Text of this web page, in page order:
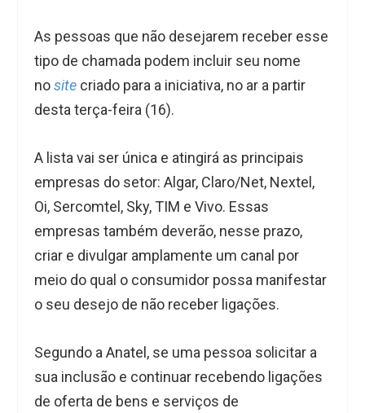
As pessoas que não desejarem receber esse
tipo de chamada podem incluir seu nome
nosite criado para a iniciativa, no ar a partir
desta terça-feira (16).
A lista vai ser única e atingirá as principais
empresas do setor: Algar, Claro/Net, Nextel,
Oi, Sercomtel, Sky, TIM e Vivo. Essas
empresas também deverão, nesse prazo,
criar e divulgar amplamente um canal por
meio do qual o consumidor possa manifestar
o seu desejo de não receber ligações.
Segundo a Anatel, se uma pessoa solicitar a
sua inclusão e continuar recebendo ligações
de oferta de bens e serviços de